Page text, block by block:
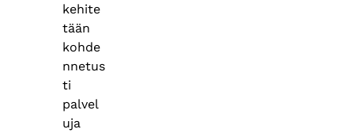
kehite
tään
kohde
nnetus
ti
palvel
uja